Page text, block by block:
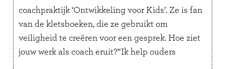
coachpraktijk ‘Ontwikkeling voor Kids’. Ze is fan
van de kletsboeken, die ze gebruikt om
veiligheid te creëren voor een gesprek. Hoe ziet
jouw werk als coach eruit?“Ik help ouders